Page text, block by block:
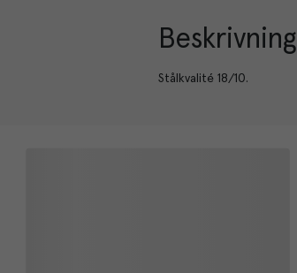
Beskrivning
Stålkvalité 18/10.